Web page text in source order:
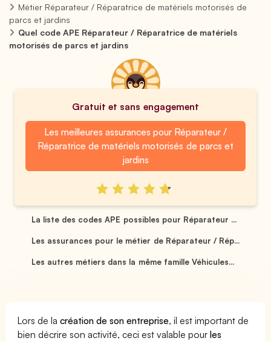
Métier Réparateur / Réparatrice de matériels motorisés de
parcs et jardins
Quel code APE Réparateur / Réparatrice de matériels
motorisés de parcs et jardins
Gratuit et sans engagement
Les meilleures assurances pour Réparateur /
Réparatrice de matériels motorisés de parcs et
jardins
La liste des codes APE possibles pour Réparateur ...
Les assurances pour le métier de Réparateur / Rép...
Les autres métiers dans la même famille Véhicules...
Lors de lacréation de son entreprise, il est important de
bien décrire son activité, ceci est valable pourles